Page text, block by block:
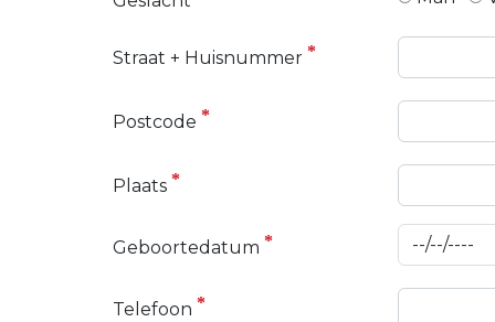
Straat + Huisnummer
Postcode
Plaats
Geboortedatum
Telefoon